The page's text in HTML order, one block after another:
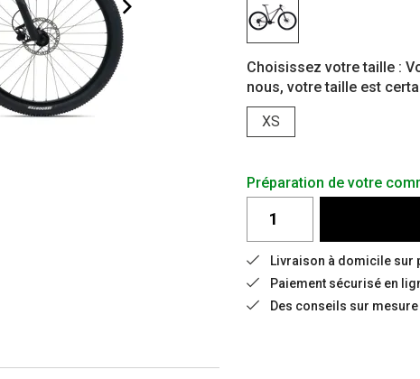
Choisissez votre taille :
nous, votre taille est
XS
Préparation de votre
Livraison à domicile sur
Paiement sécurisé en
Des conseils sur mesure